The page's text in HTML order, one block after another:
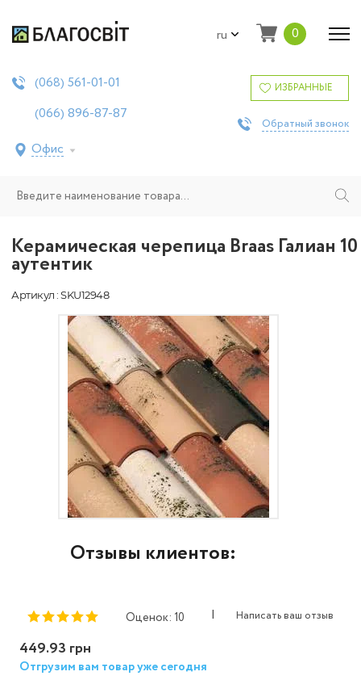
ru 0
(068) 561-01-01
(066) 896-87-87
Офис
ИЗБРАННЫЕ
Обратный звонок
Керамическая черепица Braas Галиан 10
аутентик
Артикул : SKU12948
Отзывы клиентов:
Оценок: 10 | Написать ваш отзыв
449.93 грн
Отгрузим вам товар уже сегодня